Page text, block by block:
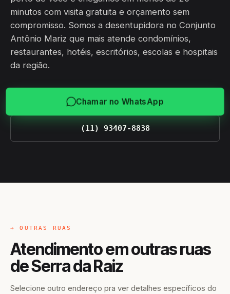
minutos com visita gratuita e orçamento sem
compromisso. Somos a desentupidora no Conjunto
Antônio Mariz que mais atende condomínios,
restaurantes, hotéis, escritórios, escolas e hospitais
da região.
Chamar no WhatsApp
(11) 93407-8838
→ OUTRAS RUAS
Atendimento em outras ruas
de Serra da Raiz
Selecione outro endereço pra ver detalhes específicos do